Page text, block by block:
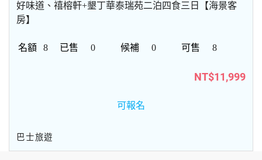
好味道、禧榕軒+墾丁華泰瑞苑二泊四食三日【海景客
房】
8 0 0 8
NT$11,999
可報名
巴士旅遊